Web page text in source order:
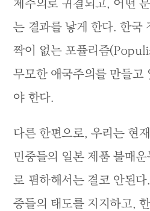
체주의로 귀결되고, 어떤
는 결과를 낳게 한다. 한국
짝이 없는 포퓰리즘
무모한 애국주의를 만들고
야 한다.
다른 한편으로, 우리는 현
민중들의 일본 제품 불매
로 폄하해서는 결코 안된
중들의 태도를 지지하고,